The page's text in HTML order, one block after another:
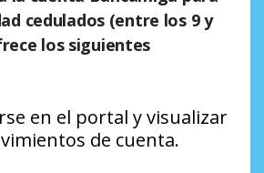
cedulados (entre los 9 y
los siguientes
en el portal y visualizar
de cuenta.